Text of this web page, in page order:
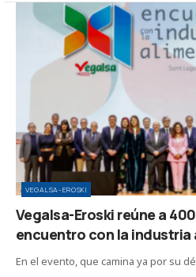
VEGALSA-EROSKI
Vegalsa-Eroski reúne a
encuentro con la industria
En el evento, que camina ya por su